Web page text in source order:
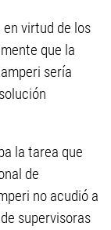
virtud de los
que la
sería
la tarea que
de
no acudió a
supervisoras